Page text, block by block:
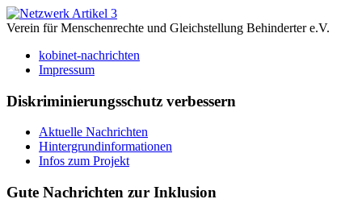
Verein für Menschenrechte und Gleichstellung Behinderter e.V.
kobinet-nachrichten
Impressum
Diskriminierungsschutz verbessern
Aktuelle Nachrichten
Hintergrundinformationen
Infos zum Projekt
Gute Nachrichten zur Inklusion